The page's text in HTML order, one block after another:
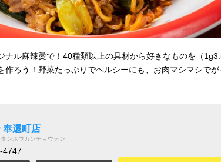
ナル麻辣燙で！40種類以上の具材から好きなものを（
作ろう！野菜たっぷりでヘルシーにも、お肉マシマシでが
奉還町店
ンホウカンチョウテン
4747